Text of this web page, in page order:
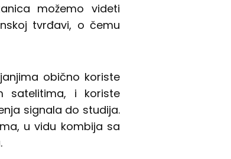
možemo videti
tvrđavi, o čemu
obično koriste
satelitima, i koriste
signala do studija.
u vidu kombija sa